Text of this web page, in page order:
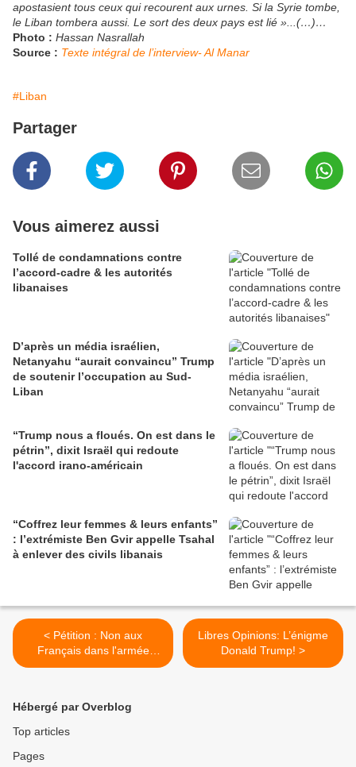
apostasient tous ceux qui recourent aux urnes. Si la Syrie tombe,
le Liban tombera aussi. Le sort des deux pays est lié »...(…)…
Photo : Hassan Nasrallah
Source : Texte intégral de l’interview- Al Manar
#Liban
Partager
Vous aimerez aussi
Tollé de condamnations contre
l’accord-cadre & les autorités
libanaises
D’après un média israélien,
Netanyahu “aurait convaincu” Trump
de soutenir l’occupation au Sud-
Liban
“Trump nous a floués. On est dans le
pétrin”, dixit Israël qui redoute
l'accord irano-américain
“Coffrez leur femmes & leurs enfants”
: l’extrémiste Ben Gvir appelle Tsahal
à enlever des civils libanais
< Pétition : Non aux
Français dans l'armée
israélienne
Libres Opinions: L’énigme
Donald Trump! >
Hébergé par Overblog
Top articles
Pages